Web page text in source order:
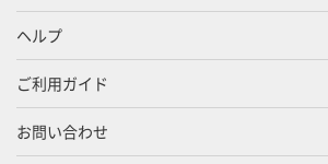
ヘルプ
ご利用ガイド
お問い合わせ